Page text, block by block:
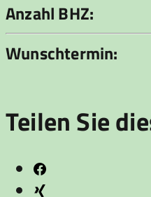
Anzahl BHZ:
Wunschtermin:
Teilen Sie